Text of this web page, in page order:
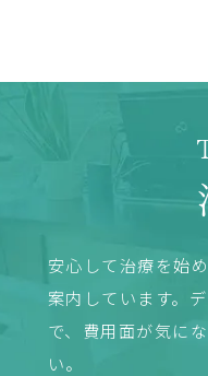
安心して治療を始
案内しています。
で、費用面が気に
い。